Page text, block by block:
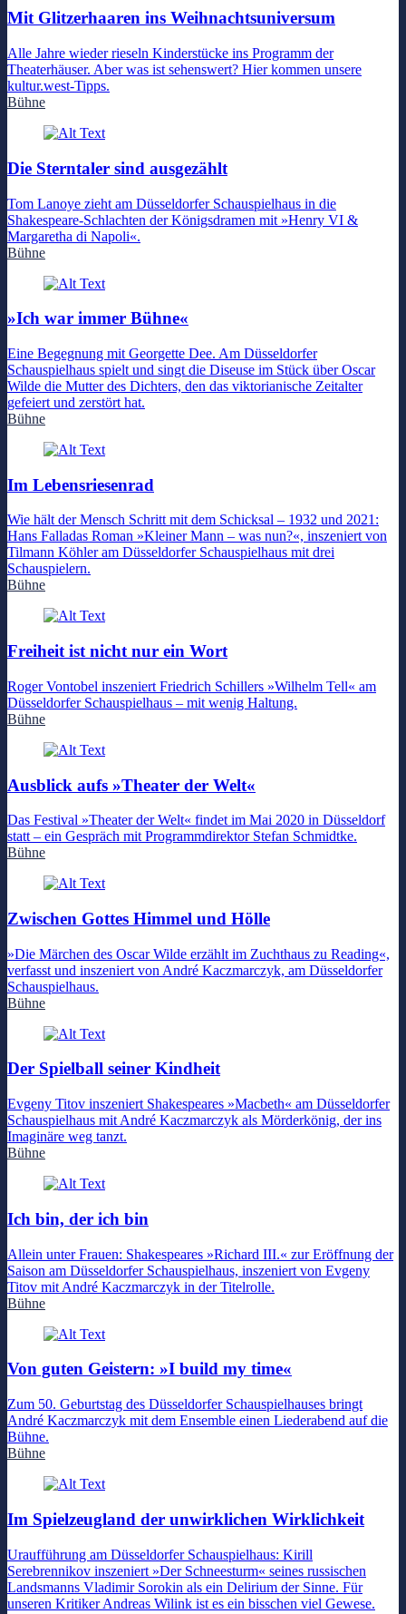
Mit Glitzerhaaren ins Weihnachtsuniversum
Alle Jahre wieder rieseln Kinderstücke ins Programm der
Theaterhäuser. Aber was ist sehenswert? Hier kommen unsere
kultur.west-Tipps.
Bühne
Die Sterntaler sind ausgezählt
Tom Lanoye zieht am Düsseldorfer Schauspielhaus in die
Shakespeare-Schlachten der Königsdramen mit »Henry VI &
Margaretha di Napoli«.
Bühne
»Ich war immer Bühne«
Eine Begegnung mit Georgette Dee. Am Düsseldorfer
Schauspielhaus spielt und singt die Diseuse im Stück über Oscar
Wilde die Mutter des Dichters, den das viktorianische Zeitalter
gefeiert und zerstört hat.
Bühne
Im Lebensriesenrad
Wie hält der Mensch Schritt mit dem Schicksal – 1932 und 2021:
Hans Falladas Roman »Kleiner Mann – was nun?«, inszeniert von
Tilmann Köhler am Düsseldorfer Schauspielhaus mit drei
Schauspielern.
Bühne
Freiheit ist nicht nur ein Wort
Roger Vontobel inszeniert Friedrich Schillers »Wilhelm Tell« am
Düsseldorfer Schauspielhaus – mit wenig Haltung.
Bühne
Ausblick aufs »Theater der Welt«
Das Festival »Theater der Welt« findet im Mai 2020 in Düsseldorf
statt – ein Gespräch mit Programmdirektor Stefan Schmidtke.
Bühne
Zwischen Gottes Himmel und Hölle
»Die Märchen des Oscar Wilde erzählt im Zuchthaus zu Reading«,
verfasst und inszeniert von André Kaczmarczyk, am Düsseldorfer
Schauspielhaus.
Bühne
Der Spielball seiner Kindheit
Evgeny Titov inszeniert Shakespeares »Macbeth« am Düsseldorfer
Schauspielhaus mit André Kaczmarczyk als Mörderkönig, der ins
Imaginäre weg tanzt.
Bühne
Ich bin, der ich bin
Allein unter Frauen: Shakespeares »Richard III.« zur Eröffnung der
Saison am Düsseldorfer Schauspielhaus, inszeniert von Evgeny
Titov mit André Kaczmarczyk in der Titelrolle.
Bühne
Von guten Geistern: »I build my time«
Zum 50. Geburtstag des Düsseldorfer Schauspielhauses bringt
André Kaczmarczyk mit dem Ensemble einen Liederabend auf die
Bühne.
Bühne
Im Spielzeugland der unwirklichen Wirklichkeit
Uraufführung am Düsseldorfer Schauspielhaus: Kirill
Serebrennikov inszeniert »Der Schneesturm« seines russischen
Landsmanns Vladimir Sorokin als ein Delirium der Sinne. Für
unseren Kritiker Andreas Wilink ist es ein bisschen viel Gewese.